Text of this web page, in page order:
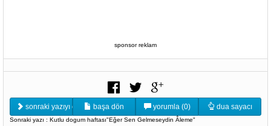
sponsor reklam
sonraki yazıyı oku başa dön yorumla (0) dua sayacı
Sonraki yazı : Kutlu dogum haftası"Eğer Sen Gelmeseydin Âleme"